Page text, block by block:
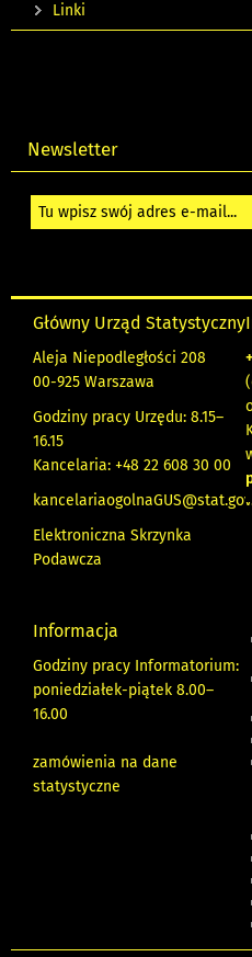
Linki
Newsletter
Główny Urząd Statystyczny
Aleja Niepodległości 208
00-925 Warszawa
Godziny pracy Urzędu: 8.15–
16.15
Kancelaria: +48 22 608 30 00
Elektroniczna Skrzynka
Podawcza
Informacja
Godziny pracy Informatorium:
poniedziałek-piątek 8.00–
16.00
zamówienia na dane
statystyczne